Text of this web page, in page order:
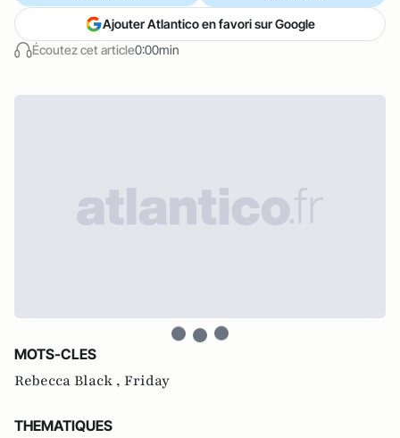
Écoutez cet article0:00min
Ajouter Atlantico en favori sur Google
MOTS-CLES
Rebecca Black , Friday
THEMATIQUES